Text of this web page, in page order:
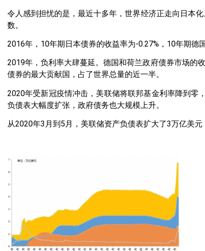
令人感到担忧的是，最近十多年，世界经济正走向日本
数。
2016年，10年期日本债券的收益率为-0.27%，10年期德
2019年，负利率大肆蔓延。德国和荷兰政府债券市场的
债券的最大贡献国，占了世界总量的近一半。
2020年受新冠疫情冲击，美联储将联邦基金利率降到零
负债表大幅度扩张，政府债务也大规模上升。
从2020年3月到5月，美联储资产负债表扩大了3万亿美